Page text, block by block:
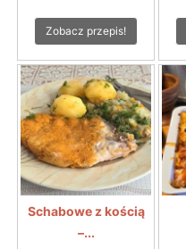
Zobacz przepis!
Schabowe z kością
–...